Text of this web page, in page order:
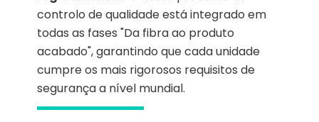
controlo de qualidade está integrado em
todas as fases "Da fibra ao produto
acabado", garantindo que cada unidade
cumpre os mais rigorosos requisitos de
segurança a nível mundial.